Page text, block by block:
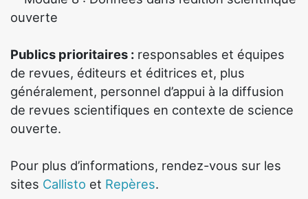
ouverte
Publics prioritaires : responsables et équipes
de revues, éditeurs et éditrices et, plus
généralement, personnel d’appui à la diffusion
de revues scientifiques en contexte de science
ouverte.
Pour plus d’informations, rendez-vous sur les
sites Callisto et Repères.